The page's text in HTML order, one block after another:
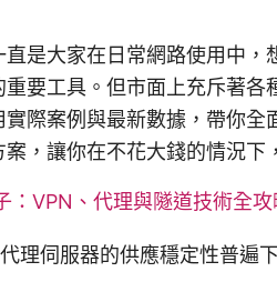
是大家在日常網路使用中
要工具。但市面上充斥著
際案例與最新數據，帶你
，讓你在不花大錢的情況下
：VPN、代理與隧道技術全
理伺服器的供應穩定性普遍